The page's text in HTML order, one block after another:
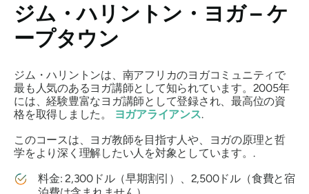
ジム・ハリントン・ヨガ – ケ
ープタウン
ジム・ハリントンは、南アフリカのヨガコミュニティで
最も人気のあるヨガ講師として知られています。2005年
には、経験豊富なヨガ講師として登録され、最高位の資
格を取得しました。
ヨガアライアンス.
このコースは、ヨガ教師を目指す人や、ヨガの原理と哲
学をより深く理解したい人を対象としています。.
料金: 2,300ドル（早期割引）、2,500ドル（食費と宿